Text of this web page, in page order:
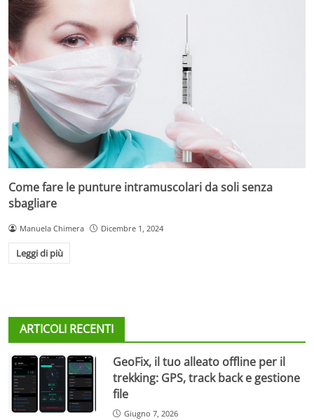
Come fare le punture intramuscolari da soli senza
sbagliare
Manuela Chimera Dicembre 1, 2024
Leggi di più
ARTICOLI RECENTI
GeoFix, il tuo alleato offline per il
trekking: GPS, track back e gestione
file
Giugno 7, 2026